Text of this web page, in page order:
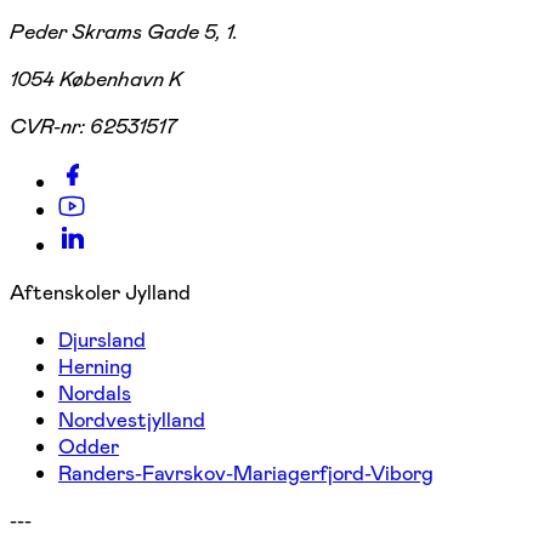
Peder Skrams Gade 5, 1.
1054 København K
CVR-nr: 62531517
Aftenskoler Jylland
Djursland
Herning
Nordals
Nordvestjylland
Odder
Randers-Favrskov-Mariagerfjord-Viborg
---